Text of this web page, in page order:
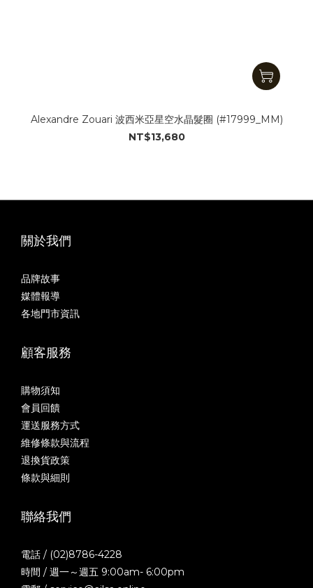
Alexandre Zouari 波西米亞星空水晶髮圈 (#17999_MM)
NT$13,680
關於我們
品牌故事
媒體報導
各地門市資訊
顧客服務
購物須知
會員回饋
運送服務方式
維修條款與流程
退換貨政策
條款與細則
聯絡我們
電話 / (02)8786-4228
時間 / 週一～週五 9:00am- 6:00pm